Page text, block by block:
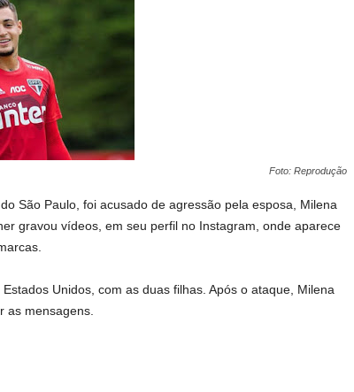
Foto: Reprodução
São Paulo, foi acusado de agressão pela esposa, Milena
gravou vídeos, em seu perfil no Instagram, onde aparece
Unidos, com as duas filhas. Após o ataque, Milena
as mensagens.